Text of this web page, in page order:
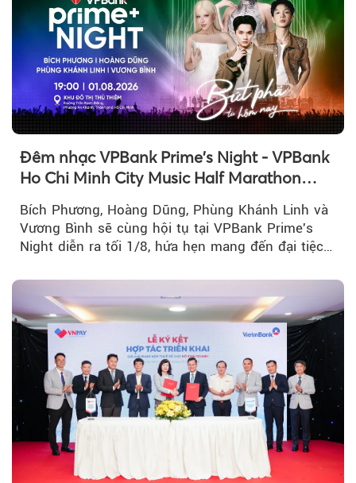
Đêm nhạc VPBank Prime's Night - VPBank
Ho Chi Minh City Music Half Marathon
Bích Phương, Hoàng Dũng, Phùng Khánh Linh và
Vương Bình sẽ cùng hội tụ tại VPBank Prime's
Night diễn ra tối 1/8, hứa hẹn mang đến đại tiệc